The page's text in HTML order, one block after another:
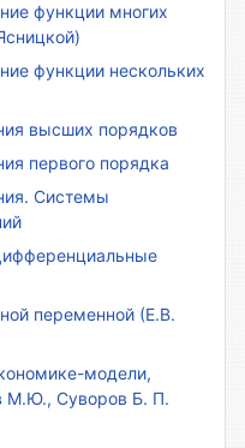
функции многих
функции нескольких
высших порядков
первого порядка
Системы
переменной (Е.В.
модели,
М.Ю., Суворов Б. П.